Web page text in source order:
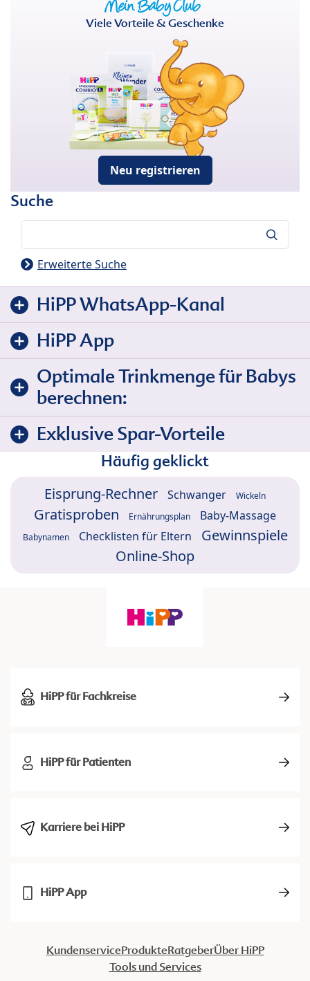
Viele Vorteile & Geschenke
Neu registrieren
Suche
Erweiterte Suche
HiPP WhatsApp-Kanal
HiPP App
Optimale Trinkmenge für Babys
berechnen:
Exklusive Spar-Vorteile
Häufig geklickt
Eisprung-Rechner Schwanger Wickeln
Gratisproben Ernährungsplan Baby-Massage
Babynamen Checklisten für Eltern
Gewinnspiele
Online-Shop
HiPP für Fachkreise
HiPP für Patienten
Karriere bei HiPP
HiPP App
KundenserviceProdukteRatgeberÜber HiPP
Tools und Services